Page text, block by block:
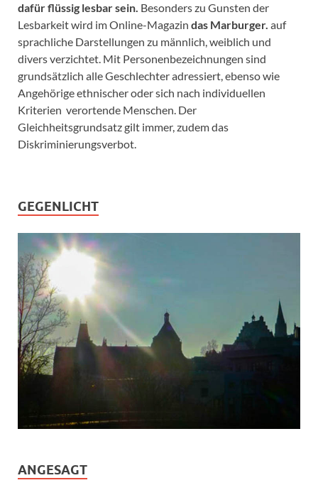
dafür flüssig lesbar sein. Besonders zu Gunsten der
Lesbarkeit wird im Online-Magazin das Marburger. auf
sprachliche Darstellungen zu männlich, weiblich und
divers verzichtet. Mit Personenbezeichnungen sind
grundsätzlich alle Geschlechter adressiert, ebenso wie
Angehörige ethnischer oder sich nach individuellen
Kriterien verortende Menschen. Der
Gleichheitsgrundsatz gilt immer, zudem das
Diskriminierungsverbot.
GEGENLICHT
ANGESAGT